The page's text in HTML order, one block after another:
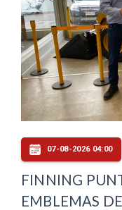
07-08-2026 04:00
FINNING
EMBLEMAS